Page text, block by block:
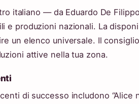
italiano — da Eduardo De
e produzioni nazionali. La
un elenco universale. Il
attive nella tua zona.
di successo includono “Alice